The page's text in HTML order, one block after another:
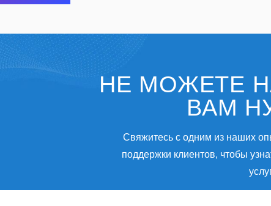
НЕ МОЖЕТЕ
ВАМ
Свяжитесь с одним из наших
поддержки клиентов, чтобы